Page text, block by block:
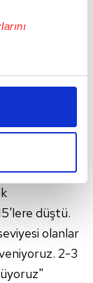
yaparken
sunmak
noktada,
vermedikleri
Atan,
8 ay
11
İlk
43'lük fark
düştü.
olanlar
2-3